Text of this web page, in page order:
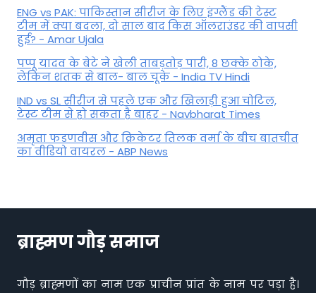
ENG vs PAK: पाकिस्तान सीरीज के लिए इंग्लैंड की टेस्ट
टीम में क्या बदला, दो साल बाद किस ऑलराउंडर की वापसी
हुई? - Amar Ujala
पप्पू यादव के बेटे ने खेली ताबड़तोड़ पारी, 8 छक्के ठोके,
लेकिन शतक से बाल- बाल चूके - India TV Hindi
IND vs SL सीरीज से पहले एक और खिलाड़ी हुआ चोटिल,
टेस्ट टीम से हो सकता है बाहर - Navbharat Times
अमृता फडणवीस और क्रिकेटर तिलक वर्मा के बीच बातचीत
का वीडियो वायरल - ABP News
ब्राह्मण गौड़ समाज
गौड़ ब्राह्मणों का नाम एक प्राचीन प्रांत के नाम पर पड़ा है।